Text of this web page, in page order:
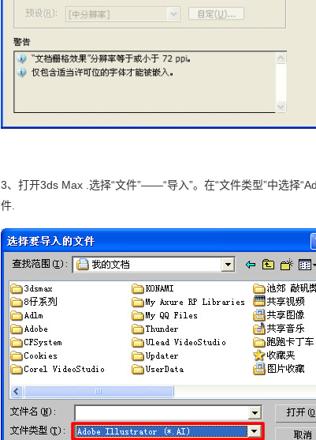
3、打开3ds Max .选择“文件”——“导入”。在“文件类型”中选择
件.